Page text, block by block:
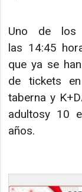
Uno de los
las 14:45
que ya se
de tickets
taberna y
adultosy 10
años.